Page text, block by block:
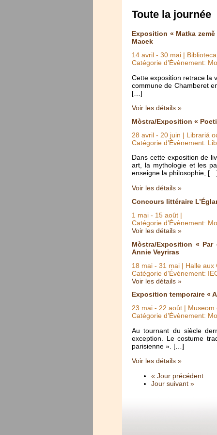
Toute la journée
Exposition « Matka
Macek
14 avril - 30 mai |
Catégorie d’Évènement:
Cette exposition retrace la
commune de Chamberet
[…]
Voir les détails »
Mòstra/Exposition «
28 avril - 20 juin | Librariá
Catégorie d’Évènement:
Dans cette exposition de
art, la mythologie et les
enseigne la philosophie,
Voir les détails »
Concours littéraire
1 mai - 15 août |
Catégorie d’Évènement:
Voir les détails »
Mòstra/Exposition «
Annie Veyriras
18 mai - 31 mai | Halle aux
Catégorie d’Évènement:
Voir les détails »
Exposition temporaire «
23 mai - 22 août | Museom
Catégorie d’Évènement:
Au tournant du siècle
exception. Le costume
parisienne ». […]
Voir les détails »
« Jour précédent
Jour suivant »